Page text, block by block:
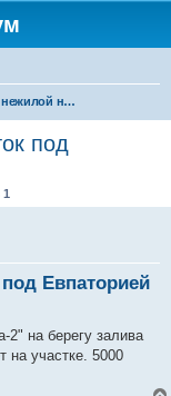
Продажа нежилой недвижимости в Крыму
под
1
Евпаторией
2" на берегу залива
на участке. 5000